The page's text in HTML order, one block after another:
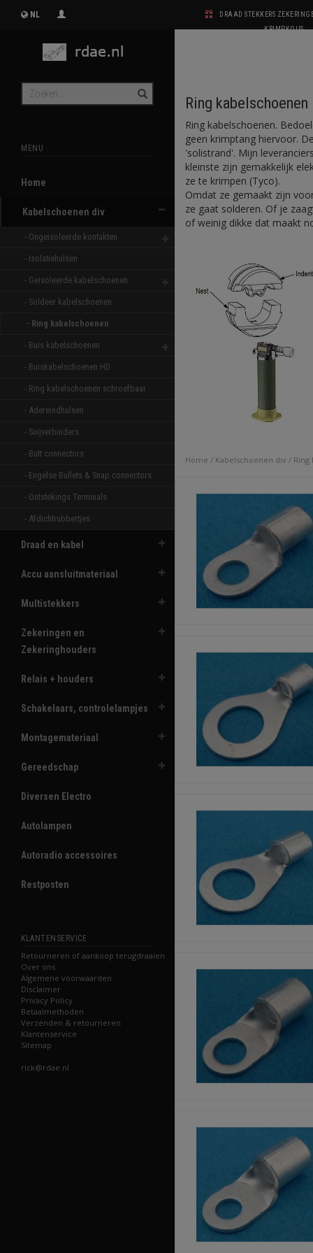
NL
DRAAD STEKKERS
KRIMPKOUS
MENU
Home
Kabelschoenen div
- Ongeisoleerde kontakten
- Isolatiehulsen
- Geisoleerde kabelschoenen
- Soldeer kabelschoenen
- Ring kabelschoenen
- Buis kabelschoenen
- Buiskabelschoenen HD
- Ring kabelschoenen schroefbaar
- Adereindhulsen
- Snijverbinders
- Butt connectors
- Engelse Bullets & Snap connectors
- Ontstekings Terminals
- Afdichtrubbertjes
Draad en kabel
Accu aansluitmateriaal
Multistekkers
Zekeringen en
Zekeringhouders
Relais + houders
Schakelaars, controlelampjes
Montagemateriaal
Gereedschap
Diversen Electro
Autolampen
Autoradio accessoires
Restposten
KLANTENSERVICE
Retourneren of aankoop terugdraaien
Over ons
Algemene voorwaarden
Disclaimer
Privacy Policy
Betaalmethoden
Verzenden & retourneren
Klantenservice
Sitemap
rick@rdae.nl
Ring kabelschoenen
Ring kabelschoenen.
geen krimptang hiervoor.
'solistrand'. Mijn
kleinste zijn gemakkelijk
ze te krimpen (Tyco).
Omdat ze gemaakt zijn
ze gaat solderen. Of je
of weinig dikke dat maakt
Home / Kabelschoenen div / Ring